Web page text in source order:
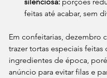
feitas até acabar, sem
Em confeitarias, dezembro
trazer tortas especiais feitas
ingredientes de época,
anúncio para evitar filas e